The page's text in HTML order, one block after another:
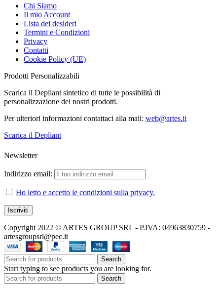
Chi Siamo
Il mio Account
Lista dei desideri
Termini e Condizioni
Privacy
Contatti
Cookie Policy (UE)
Prodotti Personalizzabili
Scarica il Depliant sintetico di tutte le possibilità di
personalizzazione dei nostri prodotti.
Per ulteriori informazioni contattaci alla mail: web@artes.it
Scarica il Depliant
Newsletter
Indirizzo email:
Ho letto e accetto le condizioni sulla privacy.
Copyright 2022 © ARTES GROUP SRL - P.IVA: 04963830759 -
artesgroupsrl@pec.it
Search
Start typing to see products you are looking for.
Search